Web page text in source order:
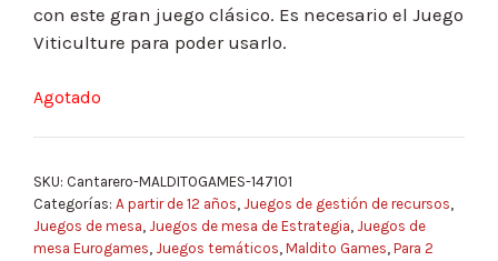
con este gran juego clásico. Es necesario el Juego
Viticulture para poder usarlo.
Agotado
SKU: Cantarero-MALDITOGAMES-147101
Categorías: A partir de 12 años, Juegos de gestión de recursos,
Juegos de mesa, Juegos de mesa de Estrategia, Juegos de
mesa Eurogames, Juegos temáticos, Maldito Games, Para 2